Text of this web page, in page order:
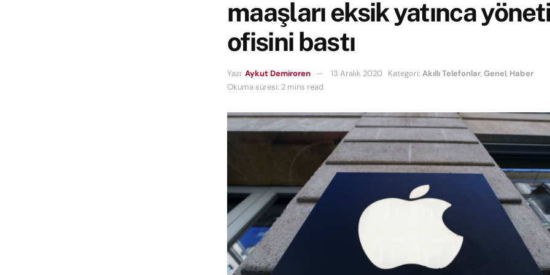
maaşları eksik yatınca
ofisini bastı
Yazı: Aykut Demiroren 13 Aralık 2020 Kategori: Akıllı Telefonlar,Genel, Haber
Okuma süresi: 2 mins read